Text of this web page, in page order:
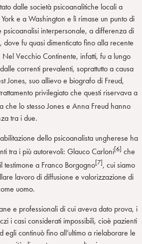
dalle società psicoanalitiche locali a
e a Washington e lì rimase un punto di
psicoanalisi interpersonale, a differenza di
dove fu quasi dimenticato fino alla recente
Nel Vecchio Continente, infatti, fu a lungo
correnti prevalenti, soprattutto a causa
Jones, suo allievo e biografo di Freud,
privilegiato che questi riservava a
che lo stesso Jones e Anna Freud hanno
tra i due.
dello psicoanalista ungherese ha
tra i più autorevoli: Glauco Carloni[6] che
testimone a Franco Borgogno[7] , cui siamo
lavoro di diffusione e valorizzazione di
uomo.
e professionali di cui aveva dato prova, i
i casi considerati impossibili, cioè pazienti
egli continuò fino all’ultimo a rielaborare le